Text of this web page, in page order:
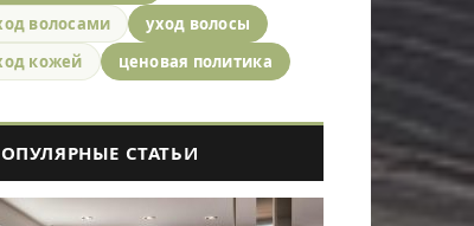
волосами
уход волосы
кожей
ценовая политика
СТАТЬИ